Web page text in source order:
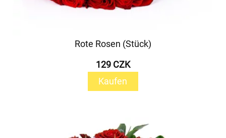
Rote Rosen (Stück)
129 CZK
Kaufen